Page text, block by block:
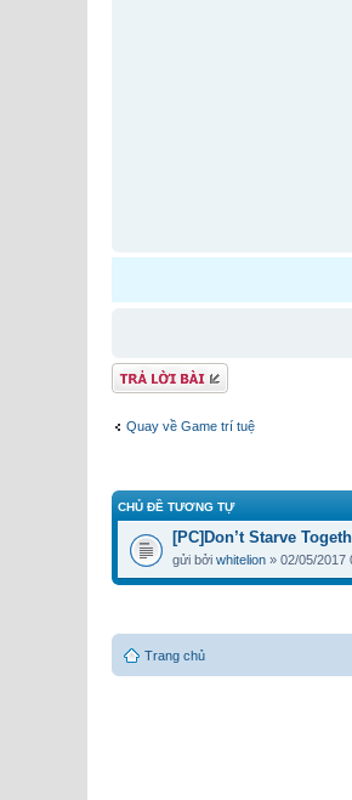
Gửi bài trả lời
Quay về Game trí tuệ
CHỦ ĐỀ TƯƠNG TỰ
[PC]Don’t Starve
gửi bởi whitelion » 02/05/2017
Trang chủ